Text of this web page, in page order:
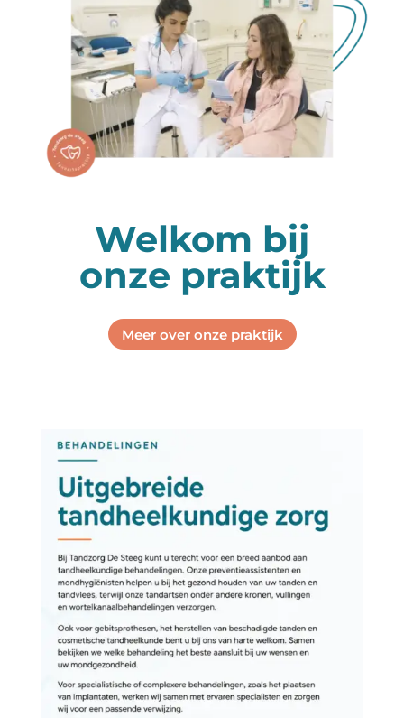
Welkom bij
onze praktijk
Meer over onze praktijk